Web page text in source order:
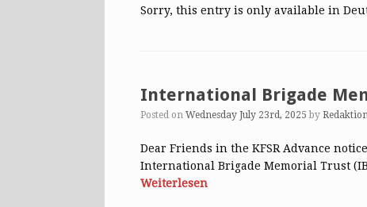
Sorry, this entry is only available in
International Brigade
Posted on Wednesday July 23rd, 2025 by
Dear Friends in the KFSR Advance
International Brigade Memorial Trust
Weiterlesen